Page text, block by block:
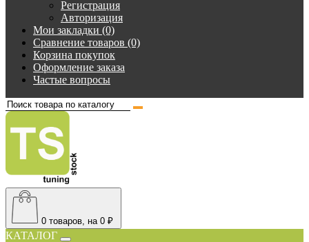
Регистрация
Авторизация
Мои закладки (0)
Сравнение товаров (0)
Корзина покупок
Оформление заказа
Частые вопросы
0 товаров, на 0 ₽
КАТАЛОГ